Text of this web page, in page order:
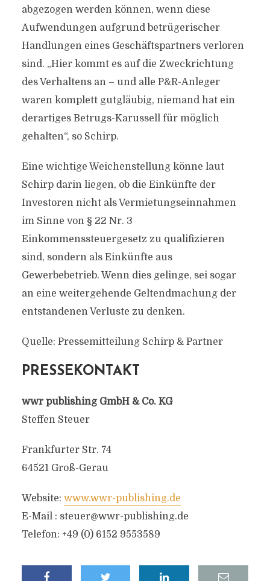
abgezogen werden können, wenn diese
Aufwendungen aufgrund betrügerischer
Handlungen eines Geschäftspartners verloren
sind. „Hier kommt es auf die Zweckrichtung
des Verhaltens an – und alle P&R-Anleger
waren komplett gutgläubig, niemand hat ein
derartiges Betrugs-Karussell für möglich
gehalten“, so Schirp.
Eine wichtige Weichenstellung könne laut
Schirp darin liegen, ob die Einkünfte der
Investoren nicht als Vermietungseinnahmen
im Sinne von § 22 Nr. 3
Einkommenssteuergesetz zu qualifizieren
sind, sondern als Einkünfte aus
Gewerbebetrieb. Wenn dies gelinge, sei sogar
an eine weitergehende Geltendmachung der
entstandenen Verluste zu denken.
Quelle: Pressemitteilung Schirp & Partner
PRESSEKONTAKT
wwr publishing GmbH & Co. KG
Steffen Steuer
Frankfurter Str. 74
64521 Groß-Gerau
Website: www.wwr-publishing.de
E-Mail : steuer@wwr-publishing.de
Telefon: +49 (0) 6152 9553589